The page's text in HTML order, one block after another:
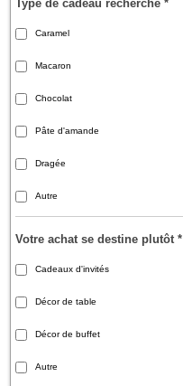
Type de cadeau recherché*
Caramel
Macaron
Chocolat
Pâte d'amande
Dragée
Autre
Votre achat se destine plutôt*
Cadeaux d'invités
Décor de table
Décor de buffet
Autre